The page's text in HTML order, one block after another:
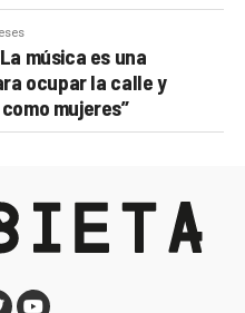
música es una
ocupar la calle y
mujeres”